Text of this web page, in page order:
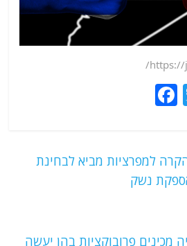
T
er
e
b
למפרציות מביא לבחינת
נשק
מכינים פרובוקציות בהן יעשה